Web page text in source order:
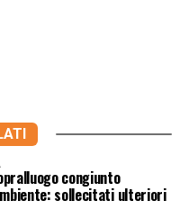
congiunto
sollecitati ulteriori